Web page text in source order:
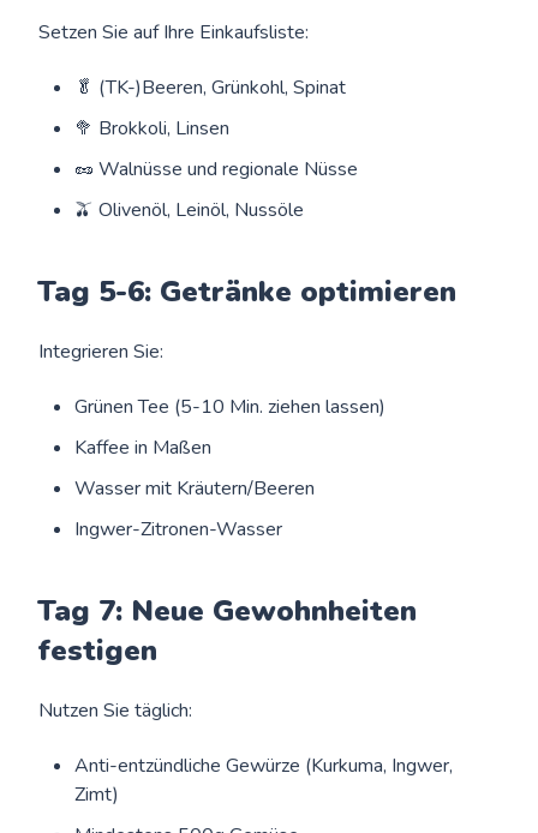
Setzen Sie auf Ihre Einkaufsliste:
🥬 (TK-)Beeren, Grünkohl, Spinat
🥦 Brokkoli, Linsen
🥜 Walnüsse und regionale Nüsse
🫒 Olivenöl, Leinöl, Nussöle
Tag 5-6: Getränke optimieren
Integrieren Sie:
Grünen Tee (5-10 Min. ziehen lassen)
Kaffee in Maßen
Wasser mit Kräutern/Beeren
Ingwer-Zitronen-Wasser
Tag 7: Neue Gewohnheiten
festigen
Nutzen Sie täglich:
Anti-entzündliche Gewürze (Kurkuma, Ingwer,
Zimt)